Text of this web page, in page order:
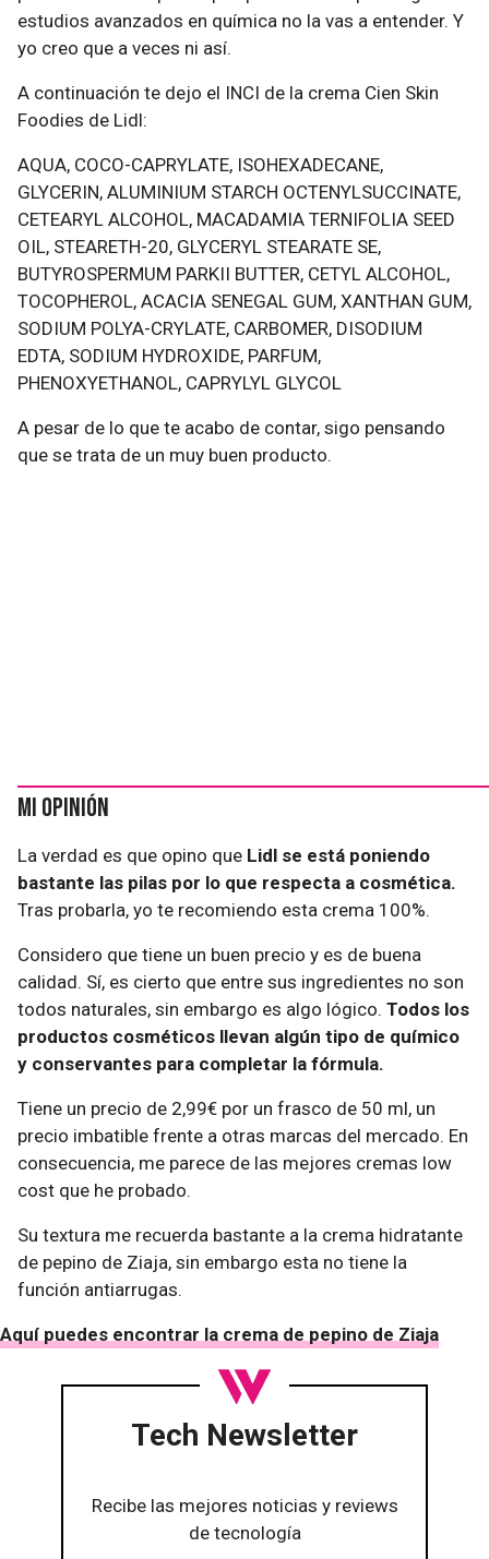
estudios avanzados en química no la vas a entender. Y
yo creo que a veces ni así.
A continuación te dejo el INCI de la crema Cien Skin
Foodies de Lidl:
AQUA, COCO-CAPRYLATE, ISOHEXADECANE,
GLYCERIN, ALUMINIUM STARCH OCTENYLSUCCINATE,
CETEARYL ALCOHOL, MACADAMIA TERNIFOLIA SEED
OIL, STEARETH-20, GLYCERYL STEARATE SE,
BUTYROSPERMUM PARKII BUTTER, CETYL ALCOHOL,
TOCOPHEROL, ACACIA SENEGAL GUM, XANTHAN GUM,
SODIUM POLYA-CRYLATE, CARBOMER, DISODIUM
EDTA, SODIUM HYDROXIDE, PARFUM,
PHENOXYETHANOL, CAPRYLYL GLYCOL
A pesar de lo que te acabo de contar, sigo pensando
que se trata de un muy buen producto.
Mi opinión
La verdad es que opino que Lidl se está poniendo
bastante las pilas por lo que respecta a cosmética.
Tras probarla, yo te recomiendo esta crema 100%.
Considero que tiene un buen precio y es de buena
calidad. Sí, es cierto que entre sus ingredientes no son
todos naturales, sin embargo es algo lógico. Todos los
productos cosméticos llevan algún tipo de químico
y conservantes para completar la fórmula.
Tiene un precio de 2,99€ por un frasco de 50 ml, un
precio imbatible frente a otras marcas del mercado. En
consecuencia, me parece de las mejores cremas low
cost que he probado.
Su textura me recuerda bastante a la crema hidratante
de pepino de Ziaja, sin embargo esta no tiene la
función antiarrugas.
Aquí puedes encontrar la crema de pepino de Ziaja
Tech Newsletter
Recibe las mejores noticias y reviews
de tecnología